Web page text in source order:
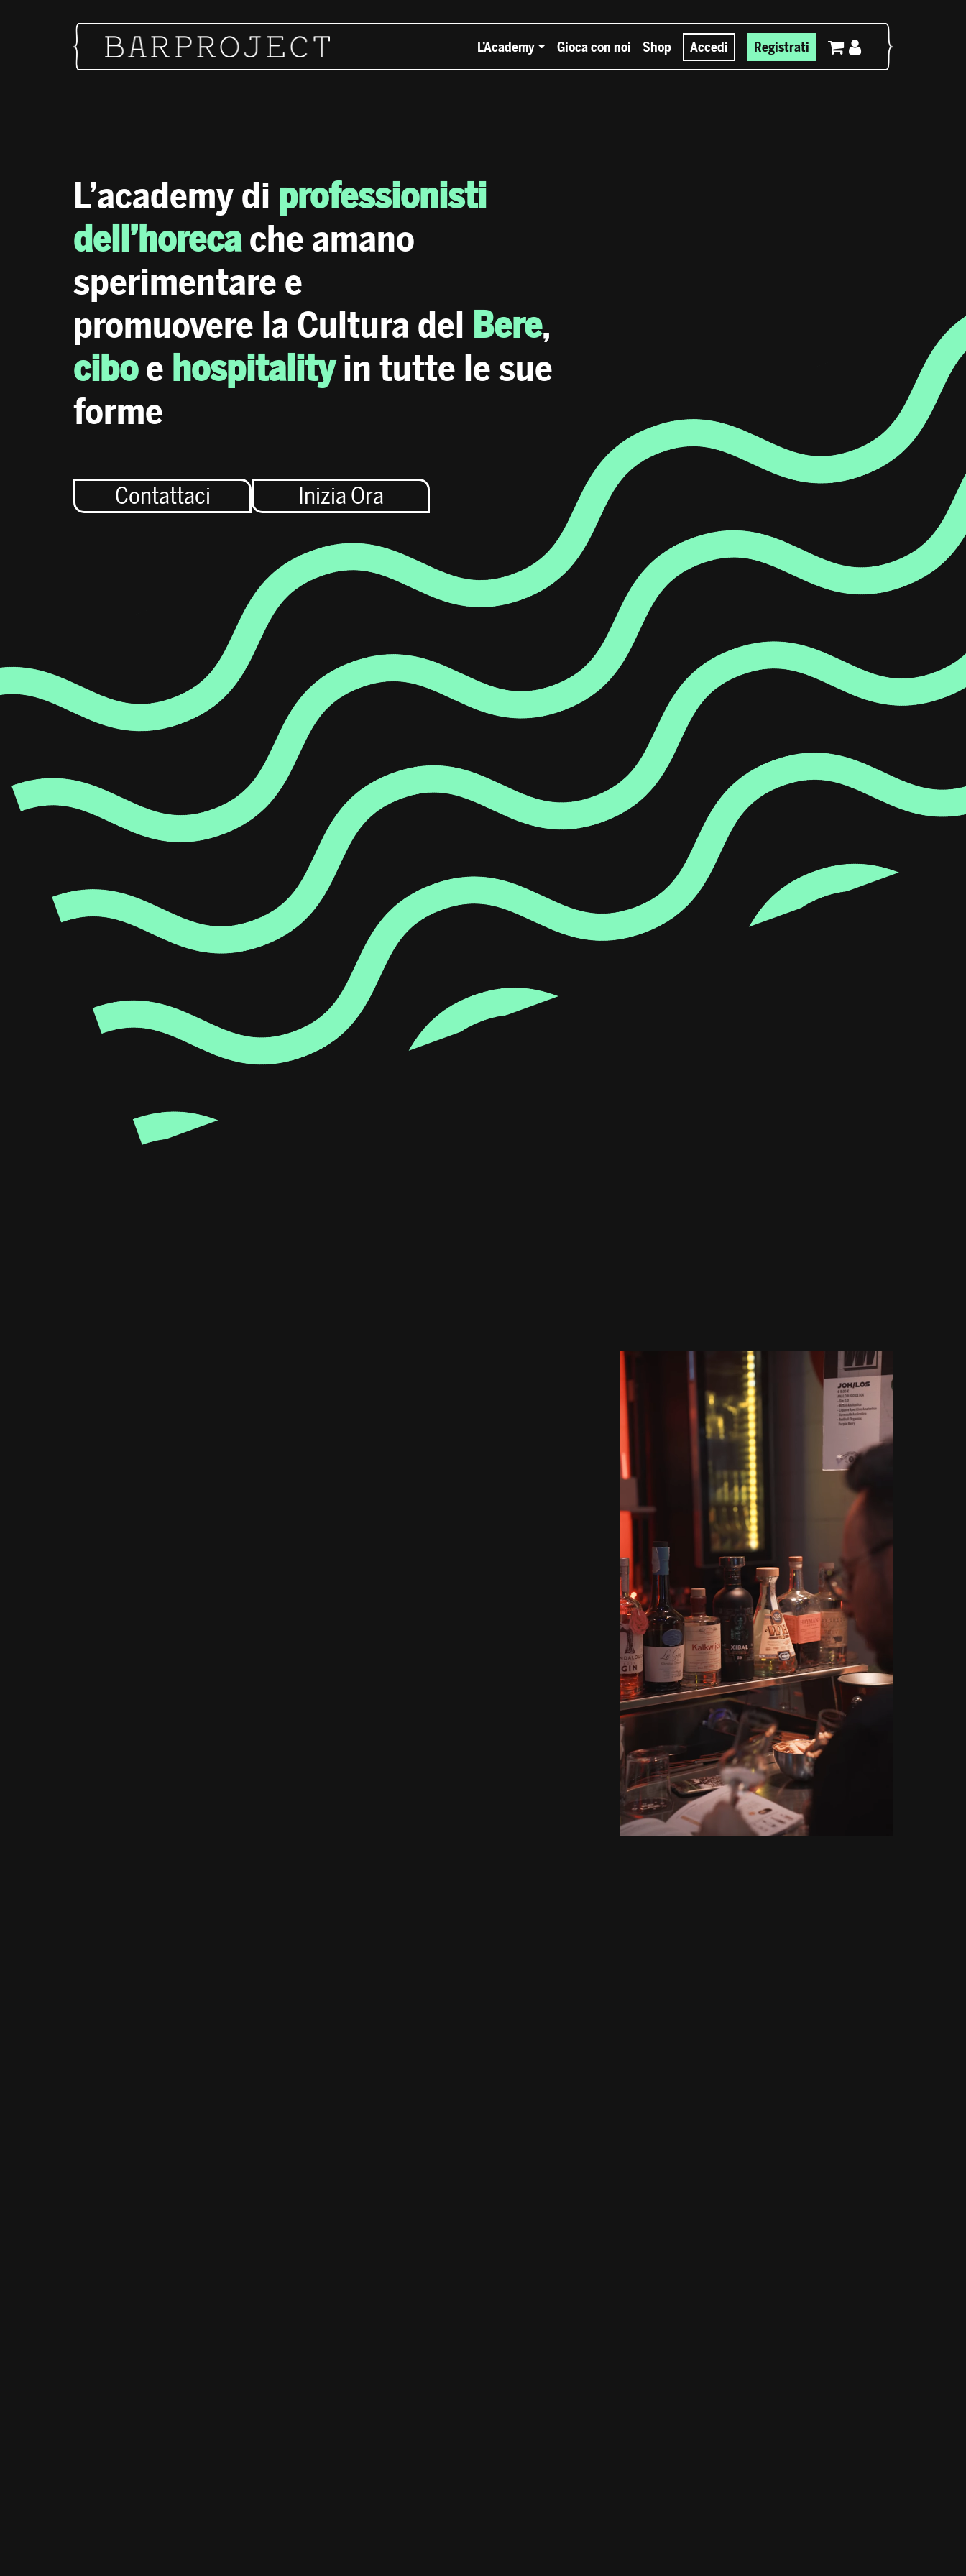
Navigazione principale L’Academy Gioca con noi Shop Accedi Registrati
L’academy di professionisti
dell’horecache amano
sperimentare e
promuovere la Cultura del Bere,
ciboe hospitalityin tutte le sue
forme
Contattaci Inizia Ora